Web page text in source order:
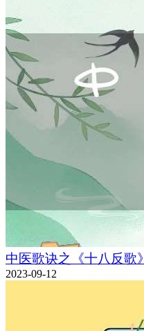
中医歌诀之《十八反歌》
2023-09-12